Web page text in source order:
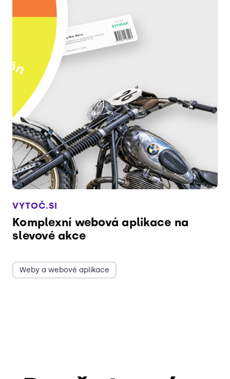
VYTOČ.SI
Komplexní webová aplikace na
slevové akce
Weby a webové aplikace